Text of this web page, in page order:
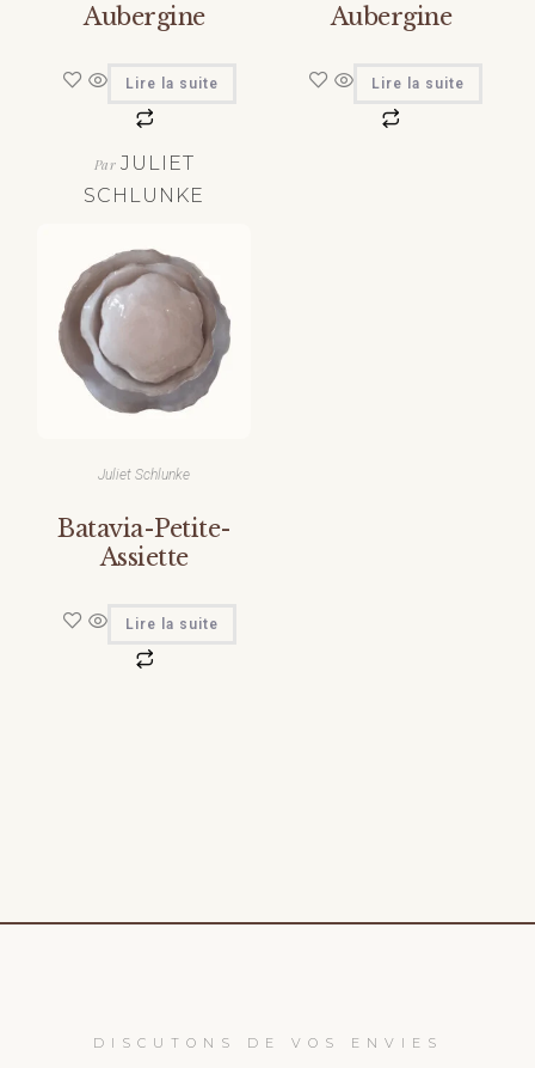
Aubergine
Lire la suite
Aubergine
Lire la suite
Par JULIET
SCHLUNKE
Juliet Schlunke
Batavia-Petite-
Assiette
Lire la suite
DISCUTONS DE VOS ENVIES